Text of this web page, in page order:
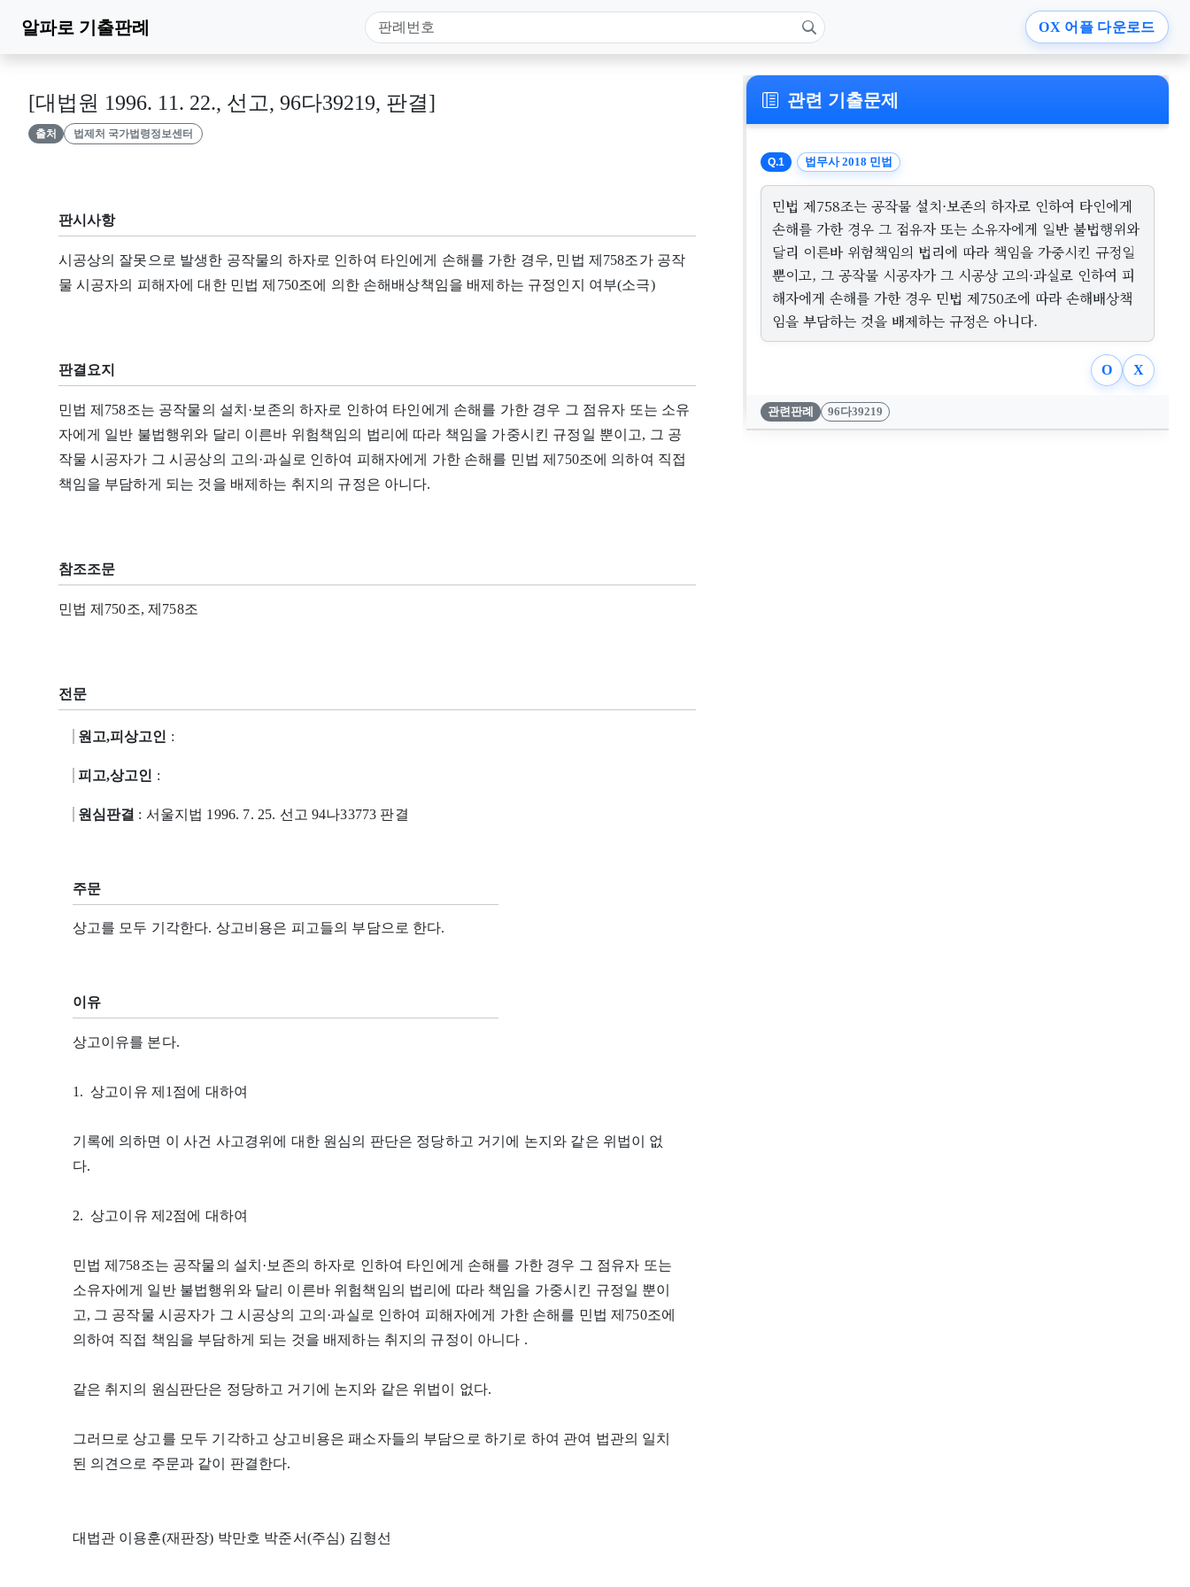
알파로 기출판례 OX 어플 다운로드
[대법원 1996. 11. 22., 선고, 96다39219, 판결]
출처 법제처 국가법령정보센터
판시사항
시공상의 잘못으로 발생한 공작물의 하자로 인하여 타인에게 손해를 가한 경우, 민법 제758조가 공작
물 시공자의 피해자에 대한 민법 제750조에 의한 손해배상책임을 배제하는 규정인지 여부(소극)
판결요지
민법 제758조는 공작물의 설치·보존의 하자로 인하여 타인에게 손해를 가한 경우 그 점유자 또는 소유
자에게 일반 불법행위와 달리 이른바 위험책임의 법리에 따라 책임을 가중시킨 규정일 뿐이고, 그 공
작물 시공자가 그 시공상의 고의·과실로 인하여 피해자에게 가한 손해를 민법 제750조에 의하여 직접
책임을 부담하게 되는 것을 배제하는 취지의 규정은 아니다.
참조조문
민법 제750조, 제758조
전문
원고,피상고인 :
피고,상고인 :
원심판결 : 서울지법 1996. 7. 25. 선고 94나33773 판결
주문
상고를 모두 기각한다. 상고비용은 피고들의 부담으로 한다.
이유
상고이유를 본다.
1. 상고이유 제1점에 대하여
기록에 의하면 이 사건 사고경위에 대한 원심의 판단은 정당하고 거기에 논지와 같은 위법이 없
다.
2. 상고이유 제2점에 대하여
민법 제758조는 공작물의 설치·보존의 하자로 인하여 타인에게 손해를 가한 경우 그 점유자 또는
소유자에게 일반 불법행위와 달리 이른바 위험책임의 법리에 따라 책임을 가중시킨 규정일 뿐이
고, 그 공작물 시공자가 그 시공상의 고의·과실로 인하여 피해자에게 가한 손해를 민법 제750조에
의하여 직접 책임을 부담하게 되는 것을 배제하는 취지의 규정이 아니다 .
같은 취지의 원심판단은 정당하고 거기에 논지와 같은 위법이 없다.
그러므로 상고를 모두 기각하고 상고비용은 패소자들의 부담으로 하기로 하여 관여 법관의 일치
된 의견으로 주문과 같이 판결한다.
대법관 이용훈(재판장) 박만호 박준서(주심) 김형선
관련 기출문제
Q.1 법무사 2018 민법
민법 제758조는 공작물 설치·보존의 하자로 인하여 타인에게
손해를 가한 경우 그 점유자 또는 소유자에게 일반 불법행위와
달리 이른바 위험책임의 법리에 따라 책임을 가중시킨 규정일
뿐이고, 그 공작물 시공자가 그 시공상 고의·과실로 인하여 피
해자에게 손해를 가한 경우 민법 제750조에 따라 손해배상책
임을 부담하는 것을 배제하는 규정은 아니다.
O X
관련판례 96다39219